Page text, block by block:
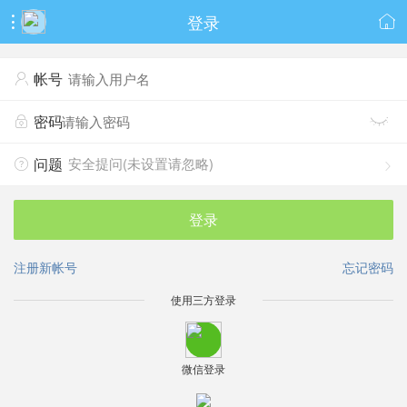
 登录 
 帐号
 密码 
 问题 
安全提问(未设置请忽略)
登录
忘记密码
注册新帐号
使用三方登录
微信登录